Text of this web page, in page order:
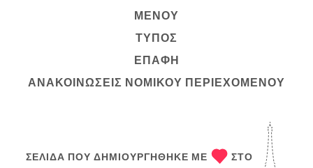
ΜΕΝΟΎ
ΤΎΠΟΣ
ΕΠΑΦΉ
ΑΝΑΚΟΙΝΏΣΕΙΣ ΝΟΜΙΚΟΎ ΠΕΡΙΕΧΟΜΈΝΟΥ
ΣΕΛΊΔΑ ΠΟΥ ΔΗΜΙΟΥΡΓΉΘΗΚΕ ΜΕ ΣΤΟ